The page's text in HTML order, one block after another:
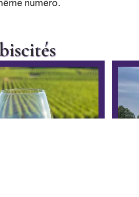
numéro.